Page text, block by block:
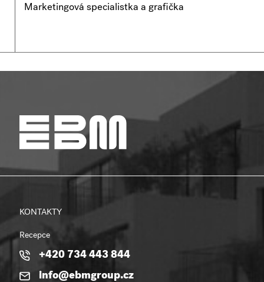
Marketingová specialistka a grafička
KONTAKTY
Recepce
+420 734 443 844
info@ebmgroup.cz